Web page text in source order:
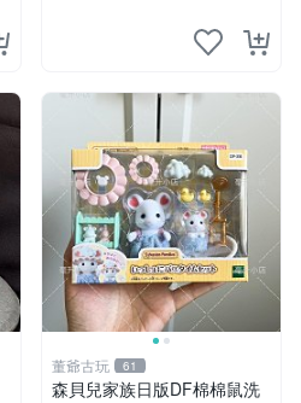
董爺古玩 61
森貝兒家族日版DF棉棉鼠洗